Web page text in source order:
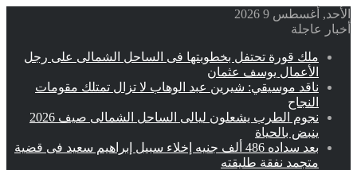
الأحد, أغسطس 9 2026
أخبار عاجلة
ملك قورة تحتفل بخطوبتها فى الساحل الشمالى على رجل
الأعمال يوسف عثمان
ناقد موسيقي: شيرين عبد الوهاب لا تزال تمتلك مقومات
النجاح
نجوم الطرب يشعلون ليالى الساحل الشمالى صيف 2026
ينبض بالحياة
بعد سداده 486 ألف جنيه إخلاء سبيل إبراهيم سعيد فى قضية
متجمد نفقة طليقته